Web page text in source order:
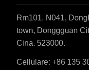
Rm101, N041,
town, Donggguan
Cina. 523000.
Cellulare: +86 135